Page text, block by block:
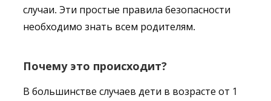
случаи. Эти простые правила безопасности
необходимо знать всем родителям.
Почему это происходит?
В большинстве случаев дети в возрасте от 1